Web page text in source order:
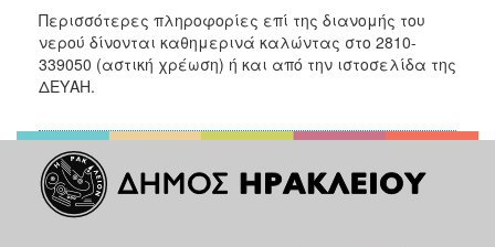
ΑΝΘΕΚΤΙΚΗ
ΠΟΛΗ
Περισσότερες πληροφορίες επί της διανομής του
νερού δίνονται καθημερινά καλώντας στο 2810-
339050 (αστική χρέωση) ή και από την ιστοσελίδα της
ΔΕΥΑΗ.